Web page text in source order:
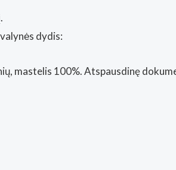
dydis:
mastelis 100%. Atspausdinę